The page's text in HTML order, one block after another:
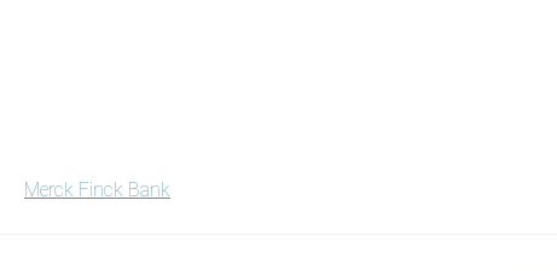
BEITRAGSNAVIGATION
Merck Finck Bank